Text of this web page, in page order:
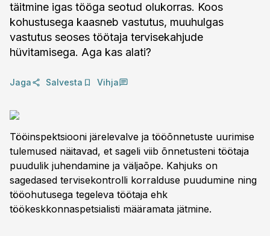
täitmine igas tööga seotud olukorras. Koos
kohustusega kaasneb vastutus, muuhulgas
vastutus seoses töötaja tervisekahjude
hüvitamisega. Aga kas alati?
Jaga Salvesta Vihja
Tööinspektsiooni järelevalve ja tööõnnetuste uurimise
tulemused näitavad, et sageli viib õnnetusteni töötaja
puudulik juhendamine ja väljaõpe. Kahjuks on
sagedased tervisekontrolli korralduse puudumine ning
tööohutusega tegeleva töötaja ehk
töökeskkonnaspetsialisti määramata jätmine.